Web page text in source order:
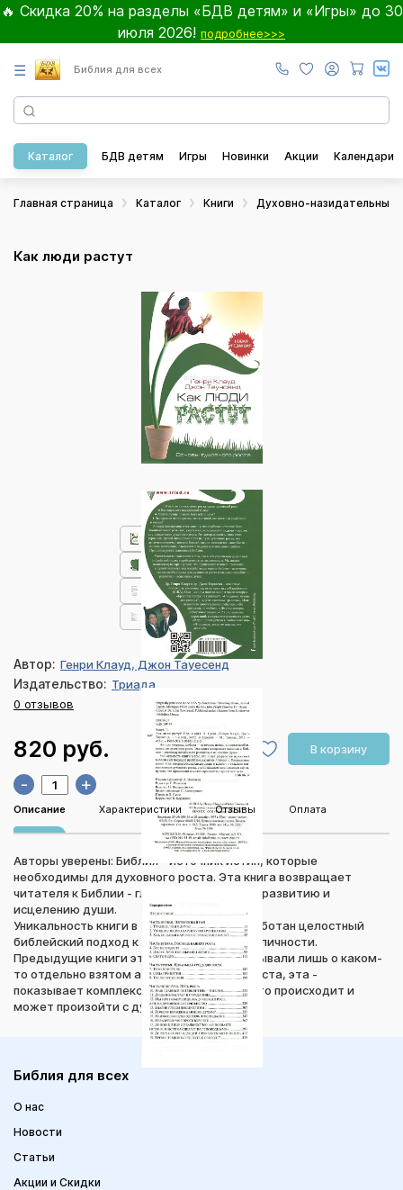
🔥 Скидка 20% на разделы «БДВ детям» и «Игры» до 30
июля 2026! подробнее>>>
☰ Библия для всех
Каталог БДВ детям Игры Новинки Акции Календари
Главная страница Каталог Книги Духовно-назидательные
Как люди растут
Автор: Генри Клауд, Джон Тауесенд
Издательство: Триада
0 отзывов
820 руб. В корзину
- +
Описание Характеристики Отзывы Оплата
Авторы уверены: Библия - источник истин, которые
необходимы для духовного роста. Эта книга возвращает
читателя к Библии - главному пособию по развитию и
исцелению души.
Уникальность книги в том, что в ней разработан целостный
библейский подход к проблеме развития личности.
Предыдущие книги этих авторов рассказывали лишь о каком-
то отдельно взятом аспекте духовного роста, эта -
показывает комплексную картину того, что происходит и
может произойти с душой человека.
Библия для всех
О нас
Новости
Статьи
Акции и Скидки